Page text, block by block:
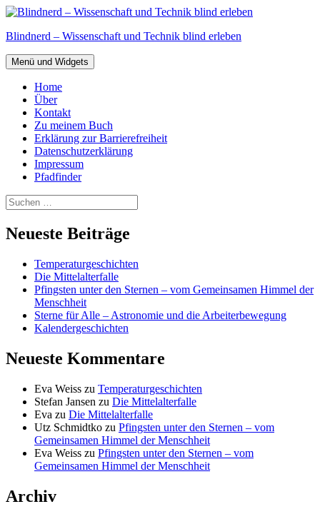
Zum
springen
Blindnerd – Wissenschaft und Technik blind erleben
Menü und Widgets
Home
Über
Kontakt
Zu meinem Buch
Erklärung zur Barrierefreiheit
Datenschutzerklärung
Impressum
Pfadfinder
Suchen
nach:
Neueste Beiträge
Temperaturgeschichten
Die Mittelalterfalle
Pfingsten unter den Sternen – vom Gemeinsamen Himmel der
Menschheit
Sterne für Alle – Astronomie und die Arbeiterbewegung
Kalendergeschichten
Neueste Kommentare
Eva Weiss zu Temperaturgeschichten
Stefan Jansen zu Die Mittelalterfalle
Eva zu Die Mittelalterfalle
Utz Schmidtko zu Pfingsten unter den Sternen – vom
Gemeinsamen Himmel der Menschheit
Eva Weiss zu Pfingsten unter den Sternen – vom
Gemeinsamen Himmel der Menschheit
Archiv